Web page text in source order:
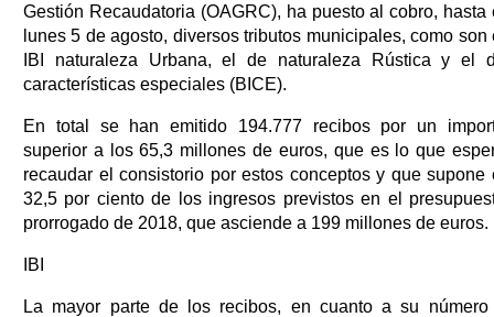
Gestión Recaudatoria (OAGRC), ha puesto al cobro, hasta
lunes 5 de agosto, diversos tributos municipales, como son
IBI naturaleza Urbana, el de naturaleza Rústica y el
características especiales (BICE).
En total se han emitido 194.777 recibos por un
superior a los 65,3 millones de euros, que es lo que
recaudar el consistorio por estos conceptos y que supone
32,5 por ciento de los ingresos previstos en el
prorrogado de 2018, que asciende a 199 millones de euros.
IBI
La mayor parte de los recibos, en cuanto a su